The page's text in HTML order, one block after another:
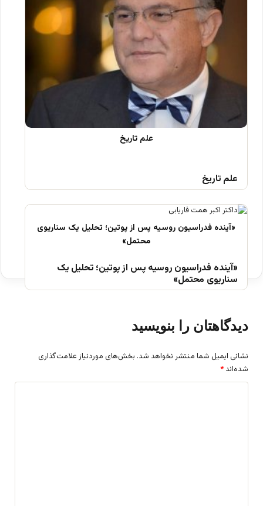
علم تاریخ
«آینده فدراسیون روسیه پس از پوتین؛ تحلیل یک
سناریوی محتمل»
دیدگاهتان را بنویسید
نشانی ایمیل شما منتشر نخواهد شد. بخش‌های موردنیاز علامت‌گذاری
شده‌اند *